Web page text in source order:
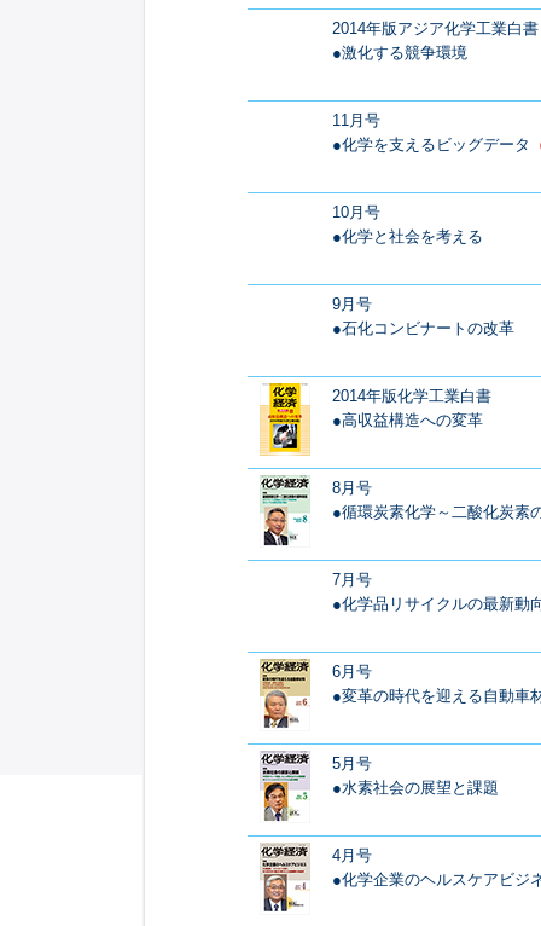
2014年版アジア化学工業白書
●激化する競争環境
11月号
●化学を支えるビッグデータ
10月号
●化学と社会を考える
9月号
●石化コンビナートの改革
2014年版化学工業白書
●高収益構造への変革
8月号
●循環炭素化学～二酸化炭素
7月号
●化学品リサイクルの最新動
6月号
●変革の時代を迎える自動車
5月号
●水素社会の展望と課題
4月号
●化学企業のヘルスケアビジ